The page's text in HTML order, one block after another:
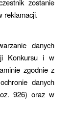
reklamacji.
danych
Konkursu i w
zgodnie z
danych
926) oraz w